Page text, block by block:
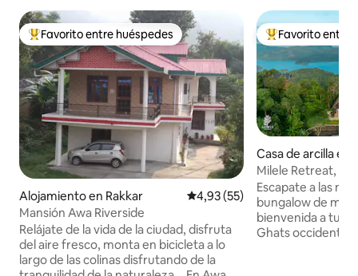
Favorito entre los huéspedes más destacados
Favorito entre huéspedes
Alojamiento en Rakkar Calificación promedio: 4,93 de
4,93 (55)
Mansión Awa Riverside
Relájate de la vida de la ciudad, disfruta
del aire fresco, monta en bicicleta a lo
largo de las colinas disfrutando de la
Favorito entre
Favorito entre
Casa de arcilla en
Milele Retreat,
Munnar,
​Escapate a las
bungalow de
bienvenida a tu
Ghats